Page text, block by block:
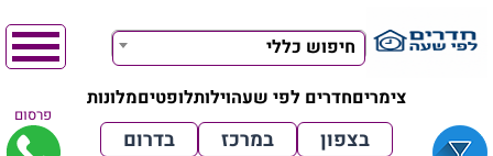
חיפוש כללי
צימריםחדרים לפי שעהוילותלופטיםמלונות
פרסום
בצפון במרכז
בדרום